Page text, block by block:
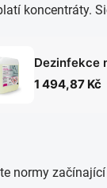
koncentráty.
Dezinfekce
1 494,87 Kč
normy začínající